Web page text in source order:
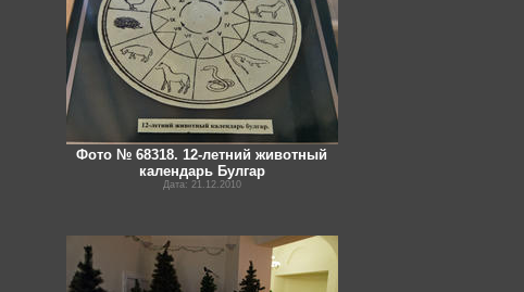
Фото № 68318. 12-летний животный
календарь Булгар
Дата: 21.12.2010